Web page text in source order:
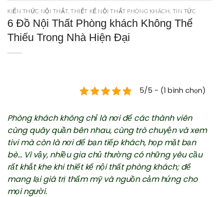
KIẾN THỨC NỘI THẤT,THIẾT KẾ NỘI THẤT PHÒNG KHÁCH TIN TỨC
6 Đồ Nội Thất Phòng khách Không Thể
Thiếu Trong Nhà Hiện Đại
5/5 - (1 bình chọn)
Phòng khách không chỉ là nơi để các thành viên
cùng quây quần bên nhau, cùng trò chuyện và xem
tivi mà còn là nơi để bạn tiếp khách, họp mặt bạn
bè… Vì vậy, nhiều gia chủ thường có những yêu cầu
rất khắt khe khi thiết kế nội thất phòng khách; để
mang lại giá trị thẩm mỹ và nguồn cảm hứng cho
mọi người.